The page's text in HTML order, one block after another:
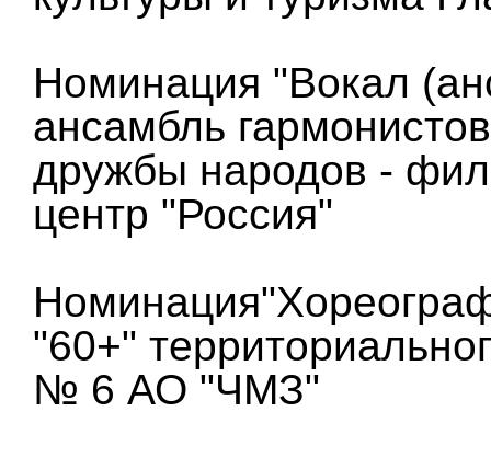
Номинация "Вокал
ансамбль
дружбы народов -
центр "Россия"
"60+"
№ 6 АО "ЧМЗ"